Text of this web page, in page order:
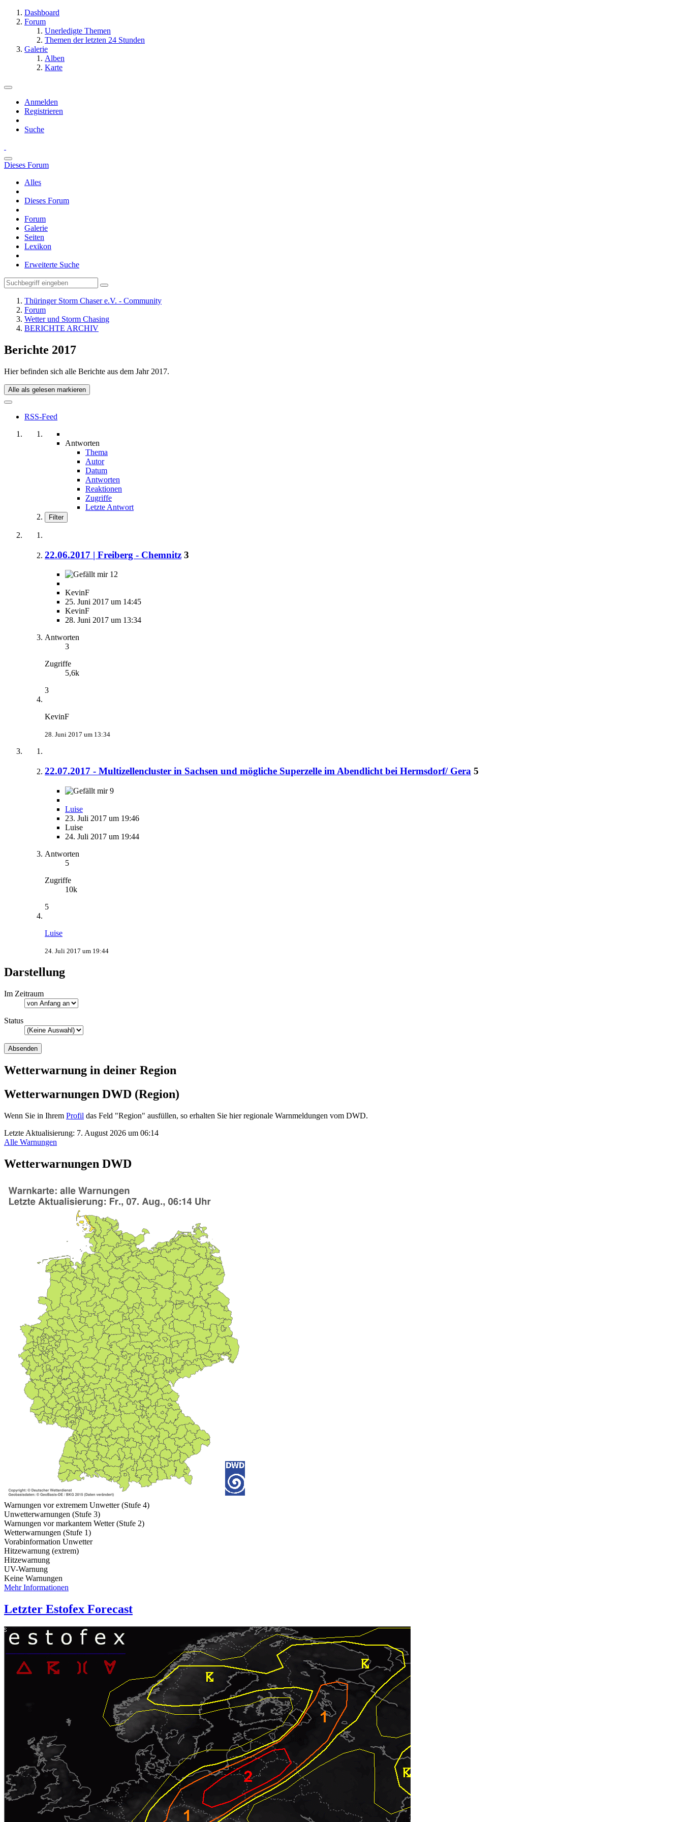
Dashboard
Forum
Unerledigte Themen
Themen der letzten 24 Stunden
Galerie
Alben
Karte
Anmelden
Registrieren
Suche
Dieses Forum
Alles
Dieses Forum
Forum
Galerie
Seiten
Lexikon
Erweiterte Suche
Thüringer Storm Chaser e.V. - Community
Forum
Wetter und Storm Chasing
BERICHTE ARCHIV
Berichte 2017
Hier befinden sich alle Berichte aus dem Jahr 2017.
Alle als gelesen markieren
RSS-Feed
Antworten
Thema
Autor
Datum
Antworten
Reaktionen
Zugriffe
Letzte Antwort
Filter
22.06.2017 | Freiberg - Chemnitz 3
12
KevinF
25. Juni 2017 um 14:45
KevinF
28. Juni 2017 um 13:34
Antworten
3
Zugriffe
5,6k
3
KevinF
28. Juni 2017 um 13:34
22.07.2017 - Multizellencluster in Sachsen und mögliche Superzelle im Abendlicht bei Hermsdorf/ Gera 5
9
Luise
23. Juli 2017 um 19:46
Luise
24. Juli 2017 um 19:44
Antworten
5
Zugriffe
10k
5
Luise
24. Juli 2017 um 19:44
Darstellung
Im Zeitraum
Status
Wetterwarnung in deiner Region
Wetterwarnungen DWD (Region)
Wenn Sie in Ihrem Profil das Feld "Region" ausfüllen, so erhalten Sie hier regionale Warnmeldungen vom DWD.
Letzte Aktualisierung: 7. August 2026 um 06:14
Alle Warnungen
Wetterwarnungen DWD
Warnungen vor extremem Unwetter (Stufe 4)
Unwetterwarnungen (Stufe 3)
Warnungen vor markantem Wetter (Stufe 2)
Wetterwarnungen (Stufe 1)
Vorabinformation Unwetter
Hitzewarnung (extrem)
Hitzewarnung
UV-Warnung
Keine Warnungen
Mehr Informationen
Letzter Estofex Forecast